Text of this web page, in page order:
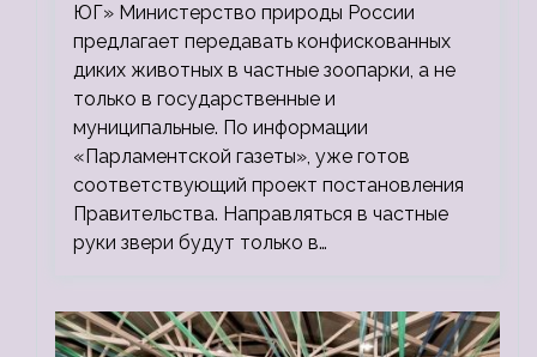
ЮГ» Министерство природы России
предлагает передавать конфискованных
диких животных в частные зоопарки, а не
только в государственные и
муниципальные. По информации
«Парламентской газеты», уже готов
соответствующий проект постановления
Правительства. Направляться в частные
руки звери будут только в…